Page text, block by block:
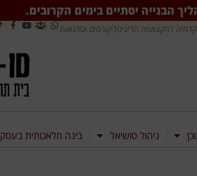
הבנייה יסתיים בימים הקרובים.
למקצועות הדיגיטלקורסים וסדנאות
ניהול סושיאל בינה מלאכותית בעסק